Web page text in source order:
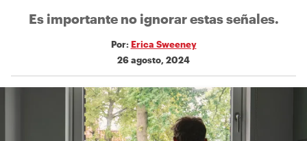
Es importante no ignorar estas señales.
Por: Erica Sweeney
26 agosto, 2024